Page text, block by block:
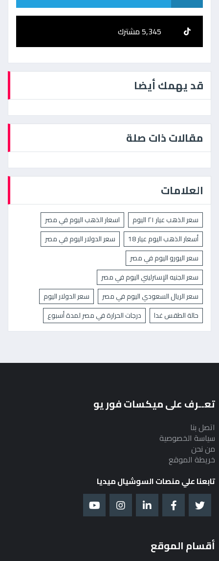
5,345 مشترك
قد يهمك أيضا
مقالات ذات صلة
العلامات
سعر الذهب عيار ٢١ اليوم
اسعار الذهب اليوم في مصر
أسعار الذهب اليوم عيار 18
سعر الدولار اليوم في مصر
سعر اليورو اليوم في مصر
سعر الجنيه الإسترليني اليوم في مصر
سعر الريال السعودي اليوم في مصر
سعر الدولار اليوم
حالة الطقس غدا
درجات الحرارة في مصر لمدة أسبوع
تعــرف على ميكسات فور يو
اتصل بنا
سياسة الخصوصية
من نحن
خريطة الموقع
تابعنا علي منصات السوشيال ميديا
أقسام الموقع